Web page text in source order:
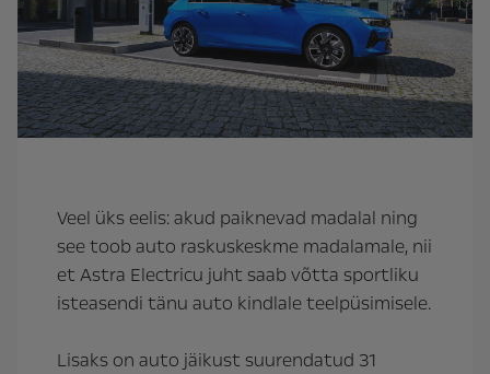
Veel üks eelis: akud paiknevad madalal ning
see toob auto raskuskeskme madalamale, nii
et Astra Electricu juht saab võtta sportliku
isteasendi tänu auto kindlale teelpüsimisele.
Lisaks on auto jäikust suurendatud 31